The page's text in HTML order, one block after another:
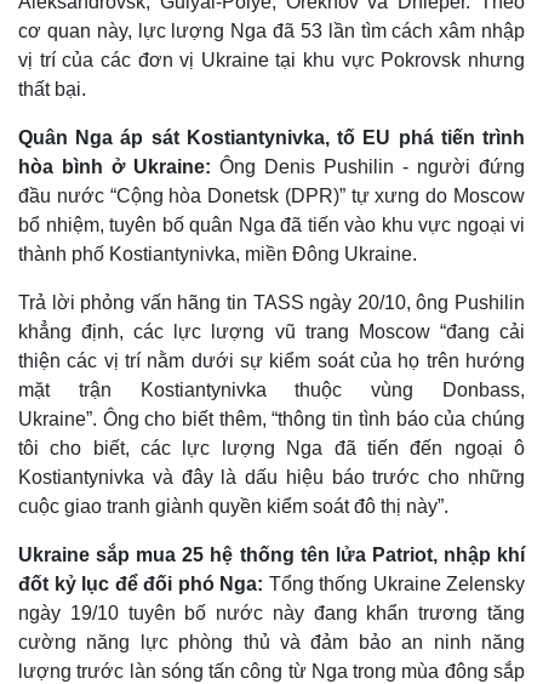
Thế giới
Cuộc sống đó đây
Hồ sơ
Multimedia
Ảnh
E-Magazine
Infographic
cơ quan này, lực lượng Nga đã 53 lần tìm cách xâm nhập
vị trí của các đơn vị Ukraine tại khu vực Pokrovsk nhưng
thất bại.
Quân Nga áp sát Kostiantynivka, tố EU phá tiến trình
hòa bình ở Ukraine: Ông Denis Pushilin - người đứng
đầu nước “Cộng hòa Donetsk (DPR)” tự xưng do Moscow
bổ nhiệm, tuyên bố quân Nga đã tiến vào khu vực ngoại vi
thành phố Kostiantynivka, miền Đông Ukraine.
Trả lời phỏng vấn hãng tin TASS ngày 20/10, ông Pushilin
khẳng định, các lực lượng vũ trang Moscow “đang cải
thiện các vị trí nằm dưới sự kiểm soát của họ trên hướng
mặt trận Kostiantynivka thuộc vùng Donbass,
Ukraine”. Ông cho biết thêm, “thông tin tình báo của chúng
tôi cho biết, các lực lượng Nga đã tiến đến ngoại ô
Kostiantynivka và đây là dấu hiệu báo trước cho những
cuộc giao tranh giành quyền kiểm soát đô thị này”.
Ukraine sắp mua 25 hệ thống tên lửa Patriot, nhập khí
đốt kỷ lục để đối phó Nga: Tổng thống Ukraine Zelensky
ngày 19/10 tuyên bố nước này đang khẩn trương tăng
cường năng lực phòng thủ và đảm bảo an ninh năng
lượng trước làn sóng tấn công từ Nga trong mùa đông sắp